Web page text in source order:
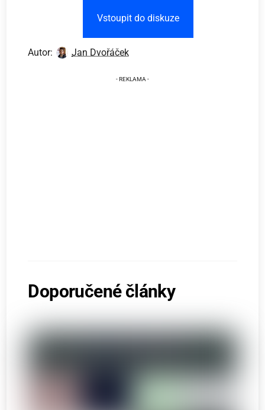
Vstoupit do diskuze
Autor: Jan Dvořáček
Doporučené články